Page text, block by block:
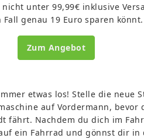
unter 99,99€ inklusive
genau 19 Euro sparen könnt.
Zum Angebot
etwas los! Stelle die neue
auf Vordermann, bevor
fährt. Nachdem du dich im
ein Fahrrad und gönnst dir in